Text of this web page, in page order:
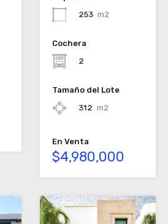
253 m2
Cochera
2
Tamaño del Lote
312 m2
En Venta
$4,980,000